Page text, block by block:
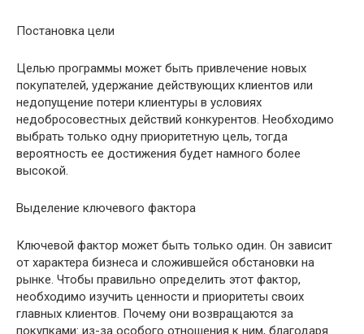
Постановка цели
Целью программы может быть привлечение новых
покупателей, удержание действующих клиентов или
недопущение потери клиентуры в условиях
недобросовестных действий конкурентов. Необходимо
выбрать только одну приоритетную цель, тогда
вероятность ее достижения будет намного более
высокой.
Выделение ключевого фактора
Ключевой фактор может быть только один. Он зависит
от характера бизнеса и сложившейся обстановки на
рынке. Чтобы правильно определить этот фактор,
необходимо изучить ценности и приоритеты своих
главных клиентов. Почему они возвращаются за
покупками: из-за особого отношения к ним, благодаря